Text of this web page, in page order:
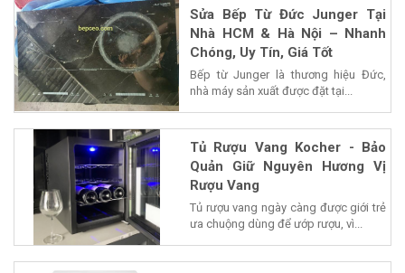
Sửa Bếp Từ Đức Junger Tại
Nhà HCM & Hà Nội – Nhanh
Chóng, Uy Tín, Giá Tốt
Bếp từ Junger là thương hiệu Đức,
nhà máy sản xuất được đặt tại...
Tủ Rượu Vang Kocher - Bảo
Quản Giữ Nguyên Hương Vị
Rượu Vang
Tủ rượu vang ngày càng được giới trẻ
ưa chuộng dùng để ướp rượu, vì...